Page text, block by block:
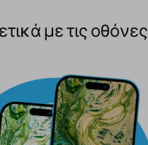
με τις οθόνες